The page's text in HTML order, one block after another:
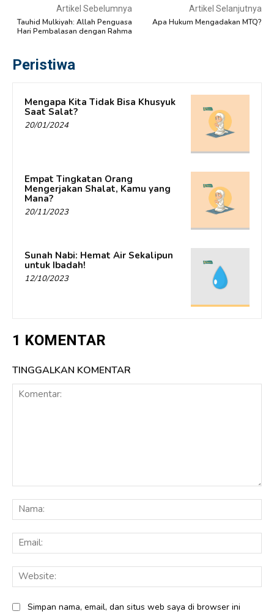
Artikel Sebelumnya
Tauhid Mulkiyah: Allah Penguasa
Hari Pembalasan dengan Rahma
Artikel Selanjutnya
Apa Hukum Mengadakan MTQ?
Peristiwa
Mengapa Kita Tidak Bisa Khusyuk
Saat Salat?
20/01/2024
Empat Tingkatan Orang
Mengerjakan Shalat, Kamu yang
Mana?
20/11/2023
Sunah Nabi: Hemat Air Sekalipun
untuk Ibadah!
12/10/2023
1 KOMENTAR
TINGGALKAN KOMENTAR
Simpan nama, email, dan situs web saya di browser ini